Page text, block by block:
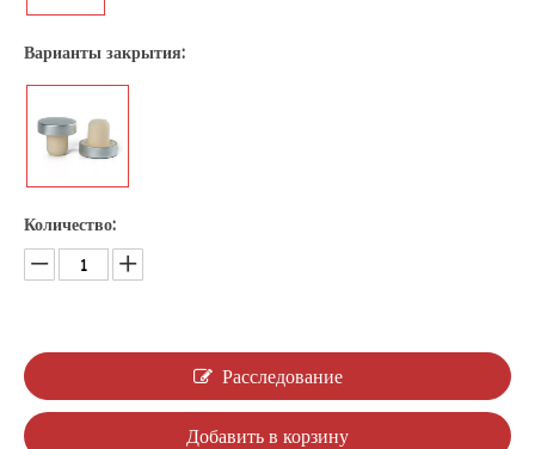
Варианты закрытия:
Количество:
Расследование
Добавить в корзину